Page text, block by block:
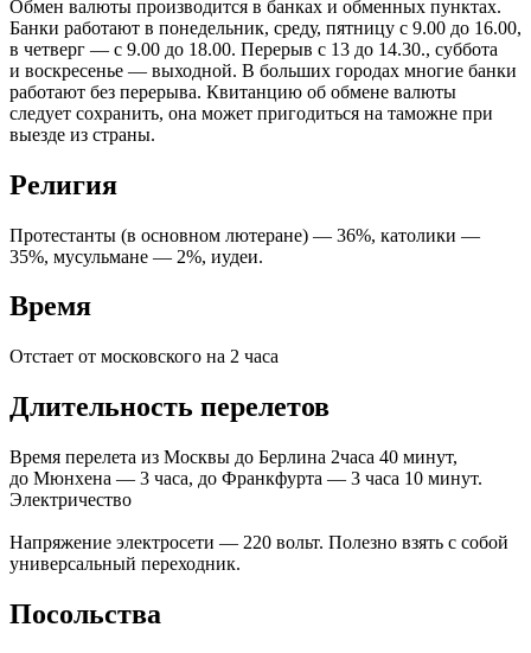
Обмен валюты производится в банках и обменных пунктах.
Банки работают в понедельник, среду, пятницу с 9.00 до 16.00,
в четверг — с 9.00 до 18.00. Перерыв с 13 до 14.30., суббота
и воскресенье — выходной. В больших городах многие банки
работают без перерыва. Квитанцию об обмене валюты
следует сохранить, она может пригодиться на таможне при
выезде из страны.
Религия
Протестанты (в основном лютеране) — 36%, католики —
35%, мусульмане — 2%, иудеи.
Время
Отстает от московского на 2 часа
Длительность перелетов
Время перелета из Москвы до Берлина 2часа 40 минут,
до Мюнхена — 3 часа, до Франкфурта — 3 часа 10 минут.
Электричество
Напряжение электросети — 220 вольт. Полезно взять с собой
универсальный переходник.
Посольства